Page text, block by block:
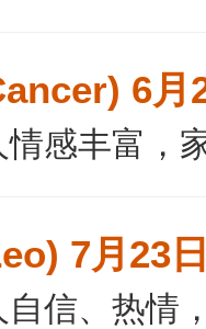
6月
情感丰富，
7月23
信、热情